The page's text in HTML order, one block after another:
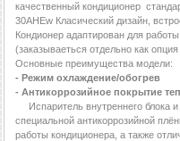
качественный кондиционер
30AHEw Класический дизайн,
Кондионер адаптирован для
(заказываеться отдельно как
Основные преимущества модели:
- Режим охлаждение/обогрев
- Антикоррозийное покрытие
Испаритель внутреннего блока и
специальной антикоррозийной
работы кондиционера, а также